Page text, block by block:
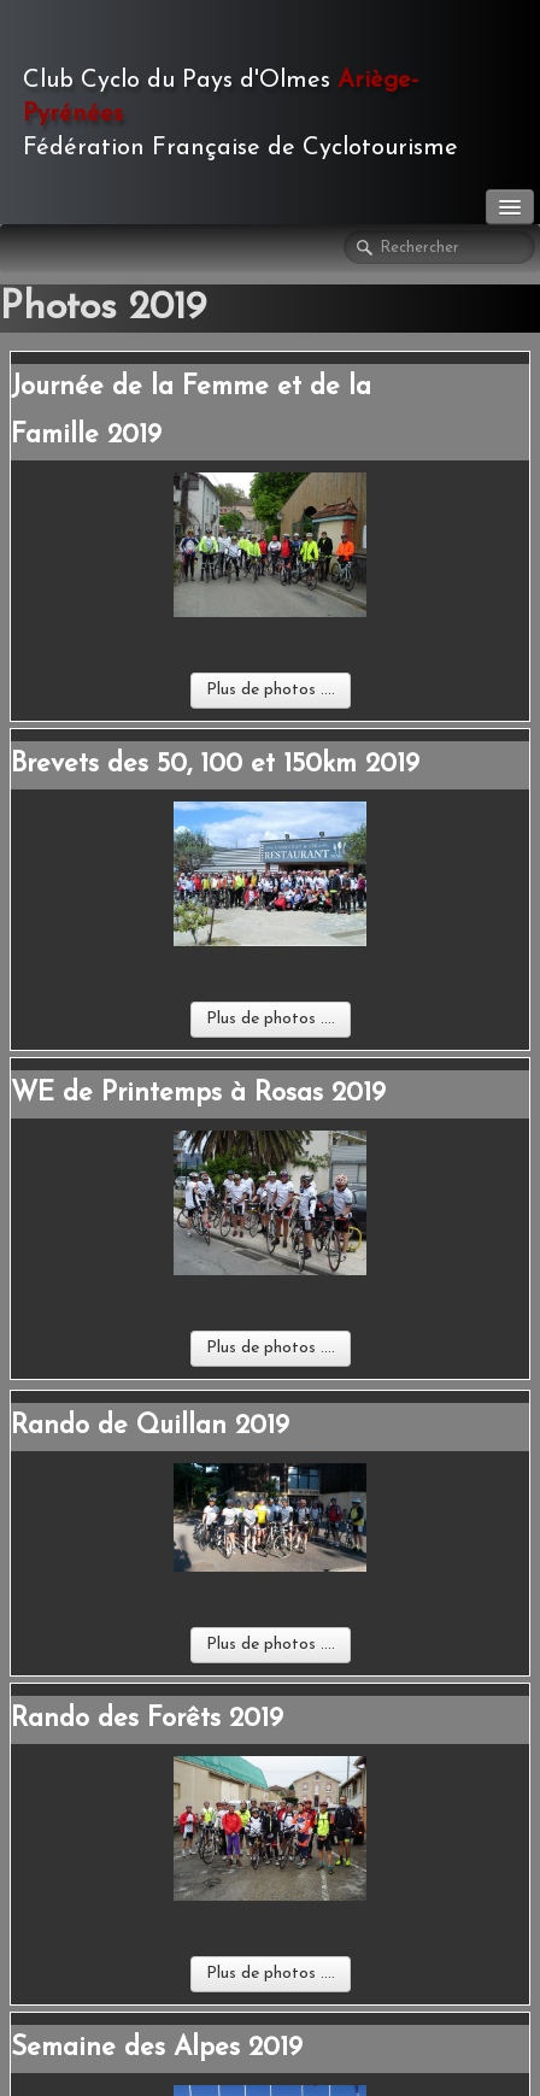
Club Cyclo du Pays d'Olmes Ariège-
Pyrénées
Fédération Française de Cyclotourisme
LE JOURNAL ▼
PHOTOS▼
ESPACE ADHÉRENTS
Photos 2019
Journée de la Femme et de la
Famille 2019
Plus de photos ....
Brevets des 50, 100 et 150km 2019
Plus de photos ....
WE de Printemps à Rosas 2019
Plus de photos ....
Rando de Quillan 2019
Plus de photos ....
Rando des Forêts 2019
Plus de photos ....
Semaine des Alpes 2019